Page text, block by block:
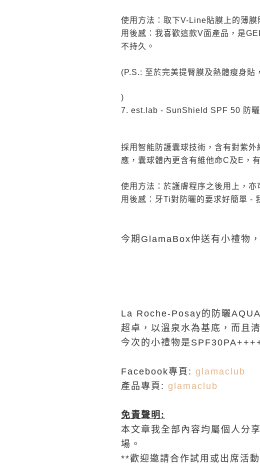
使用方法：取下V-Line貼膜上的薄膜
用後感：我喜歡這款V面產品，是
不持久。
(P.S.: 至於完美提臀膜及熱體瘦身貼
)
7. est.lab - SunShield SPF 50 防
採用智能防護囊球技術，含有對紫
應，囊球體內更含有維他命C及E，
使用方法：於護膚程序之後用上，亦
用後感：牙Ti對防曬的要求好簡單 -
今期GlamaBox仲送有小禮物
La Roche-Posay的防曬
超卓，以溫泉水為基底，而且
今次的小禮物是
Facebook專頁: glamaclub
產品專頁: glamaclub
免責聲明 :
本文章我全部內容均屬個人分
場。
**歡迎邀請合作試用或出席活